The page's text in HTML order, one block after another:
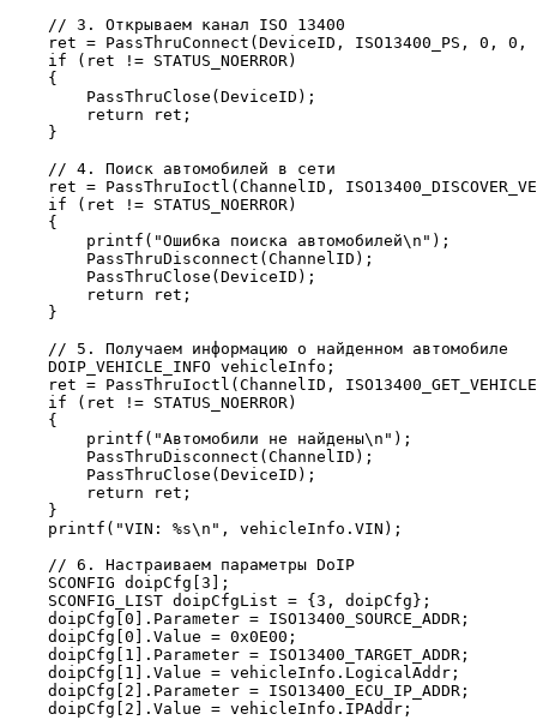
    // 3. Открываем канал ISO 13400
ret = PassThruConnect(DeviceID, ISO13400_PS, 0, 0,
    if (ret != STATUS_NOERROR)
    {
        PassThruClose(DeviceID);
        return ret;
    }
    // 4. Поиск автомобилей в сети
ret = PassThruIoctl(ChannelID,
    if (ret != STATUS_NOERROR)
    {
        printf("Ошибка поиска автомобилей\n");
        PassThruDisconnect(ChannelID);
        PassThruClose(DeviceID);
        return ret;
    }
    // 5. Получаем информацию о найденном автомобиле
    DOIP_VEHICLE_INFO vehicleInfo;
ret = PassThruIoctl(ChannelID,
    if (ret != STATUS_NOERROR)
    {
        printf("Автомобили не найдены\n");
        PassThruDisconnect(ChannelID);
        PassThruClose(DeviceID);
        return ret;
    }
    printf("VIN: %s\n", vehicleInfo.VIN);
    // 6. Настраиваем параметры DoIP
    SCONFIG doipCfg[3];
    SCONFIG_LIST doipCfgList = {3, doipCfg};
    doipCfg[0].Parameter = ISO13400_SOURCE_ADDR;
    doipCfg[0].Value = 0x0E00;
    doipCfg[1].Parameter = ISO13400_TARGET_ADDR;
    doipCfg[1].Value = vehicleInfo.LogicalAddr;
    doipCfg[2].Parameter = ISO13400_ECU_IP_ADDR;
    doipCfg[2].Value = vehicleInfo.IPAddr;